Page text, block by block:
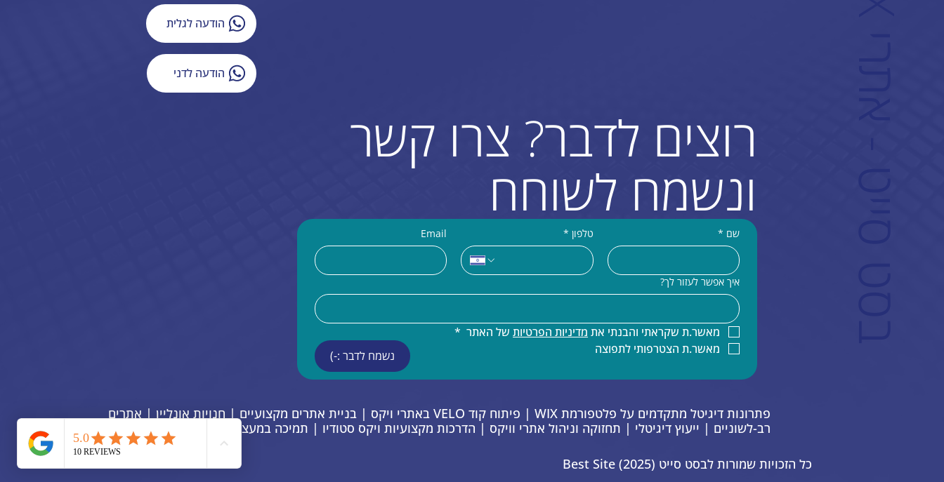
הודעה לגלית
הודעה לדני
שם * טלפון *
Email
איך אפשר לעזור לך?
מאשר.ת שקראתי והבנתי את מדיניות הפרטיות של האתר *
מאשר.ת הצטרפותי לתפוצה
נשמח לדבר :-)
רוצים לדבר? צרו קשר
ונשמח לשוחח
פתרונות דיגיטל מתקדמים על פלטפורמת WIX | פיתוח קוד VELO באתרי ויקס | בניית אתרים מקצועיים | חנויות אונליין | אתרים
רב-לשוניים | ייעוץ דיגיטלי | תחזוקה וניהול אתרי וויקס | הדרכות מקצועיות ויקס סטודיו | תמיכה במעצבים
כל הזכויות שמורות לבסט סייט Best Site (2025)